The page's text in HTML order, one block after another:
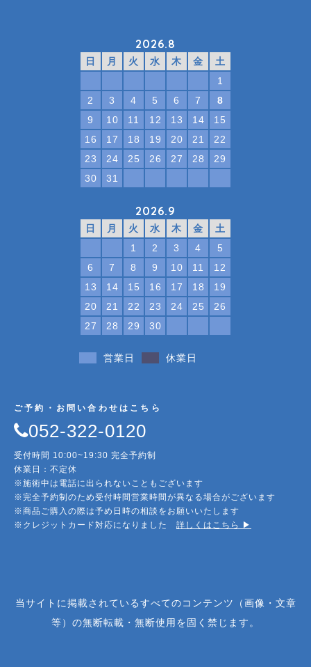
2026.8
日 月 火 水 木 金
土
1
2
3 4 5 6 7
8
9
10 11 12 13 14
15
16
17 18 19 20 21
22
23
24 25 26 27 28
29
30
31
2026.9
日 月 火 水 木 金
土
1
2 3 4
5
6
7 8 9 10 11
12
13
14 15 16 17 18
19
20
21 22 23 24 25
26
27
28 29 30
営業日 休業日
ご予約・お問い合わせはこちら
052-322-0120
受付時間 10:00~19:30 完全予約制
休業日：不定休
※施術中は電話に出られないこともございます
※完全予約制のため受付時間営業時間が異なる場合がございます
※商品ご購入の際は予め日時の相談をお願いいたします
※クレジットカード対応になりました 詳しくはこちら ▶︎
当サイトに掲載されているすべてのコンテンツ（画像・文章
等）の無断転載・無断使用を固く禁じます。